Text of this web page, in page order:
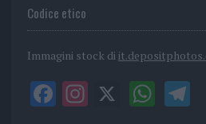
Codice etico
Immagini stock di